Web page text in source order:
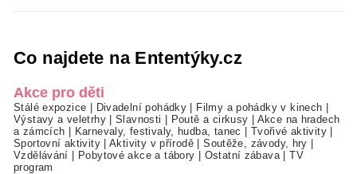
Co najdete na Ententýky.cz
Akce pro děti
Stálé expozice Divadelní pohádky Filmy a pohádky v kinech
Výstavy a veletrhy|Slavnosti Poutě a cirkusy
Akce na hradech
a zámcích
Karnevaly, festivaly, hudba, tanec Tvořivé aktivity
Sportovní aktivity|Aktivity v přírodě |Soutěže, závody, hry
Vzdělávání
Pobytové akce a tábory Ostatní zábava |TV
program